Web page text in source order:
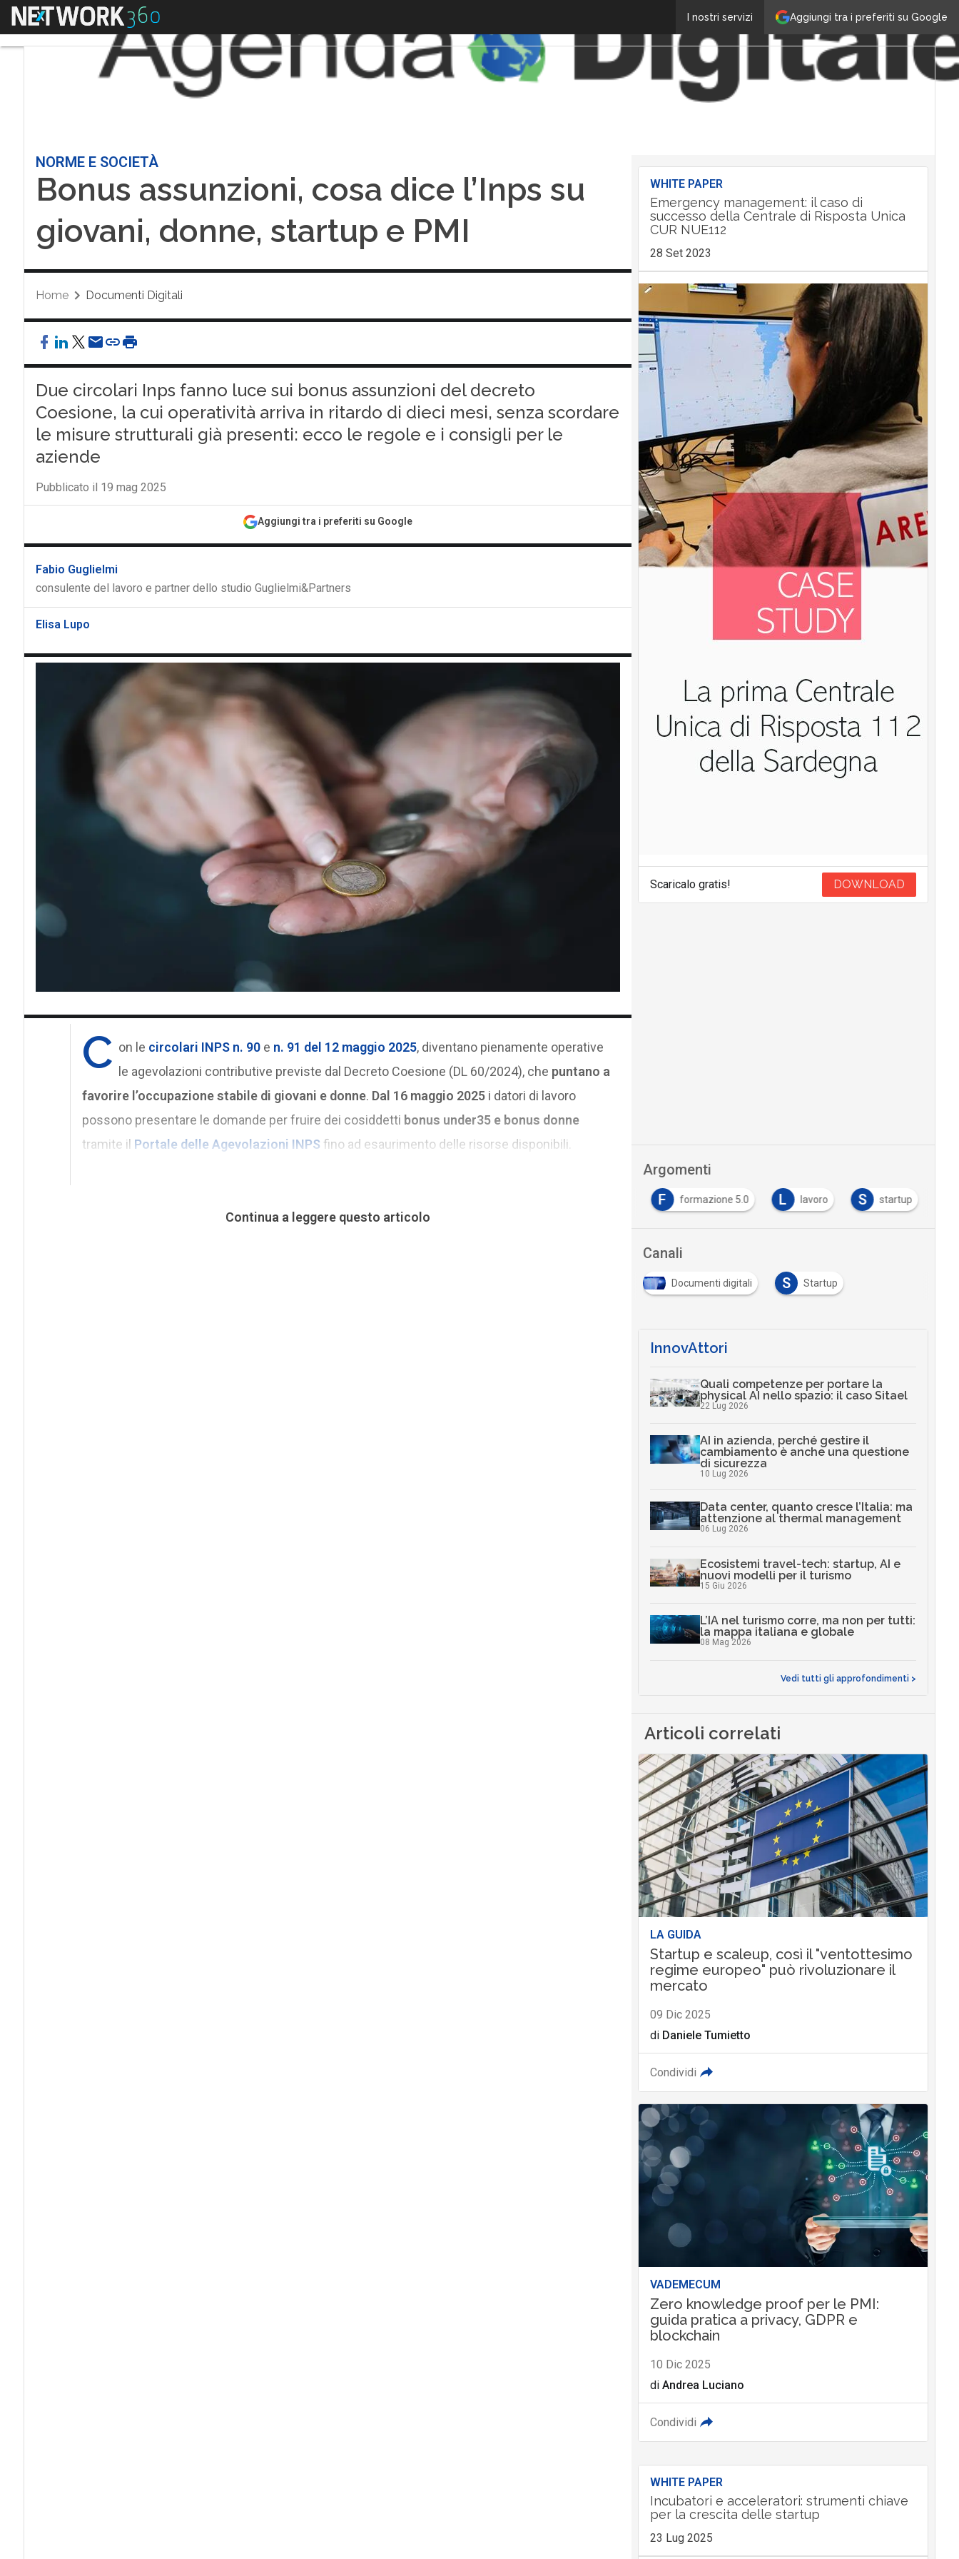
Aggiungi tra i preferiti su Google
I nostri servizi
Menu
NORME E SOCIETÀ
Bonus assunzioni, cosa dice l’Inps su
giovani, donne, startup e PMI
Home Documenti Digitali
Due circolari Inps fanno luce sui bonus assunzioni del decreto
Coesione, la cui operatività arriva in ritardo di dieci mesi, senza scordare
le misure strutturali già presenti: ecco le regole e i consigli per le
aziende
Pubblicato il 19 mag 2025
Aggiungi tra i preferiti su Google
Fabio Guglielmi
consulente del lavoro e partner dello studio Guglielmi&Partners
Elisa Lupo
C on le circolari INPS n. 90e n. 91 del 12 maggio 2025, diventano pienamente operative
le agevolazioni contributive previste dal Decreto Coesione (DL 60/2024), che puntano a
favorire l’occupazione stabile di giovani e donne. Dal 16 maggio 2025i datori di lavoro
possono presentare le domande per fruire dei cosiddetti bonus under35 e bonus donne
tramite il Portale delle Agevolazioni INPS fino ad esaurimento delle risorse disponibili.
Continua a leggere questo articolo
WHITE PAPER
Emergency management: il caso di
successo della Centrale di Risposta Unica
CUR NUE112
28 Set 2023
Scaricalo gratis! DOWNLOAD
Argomenti
F formazione 5.0 L lavoro S startup
Canali
Documenti digitali S Startup
InnovAttori
Quali competenze per portare la
physical AI nello spazio: il caso Sitael
22 Lug 2026
AI in azienda, perché gestire il
cambiamento è anche una questione
di sicurezza
10 Lug 2026
Data center, quanto cresce l’Italia: ma
attenzione al thermal management
06 Lug 2026
Ecosistemi travel-tech: startup, AI e
nuovi modelli per il turismo
15 Giu 2026
L’IA nel turismo corre, ma non per tutti:
la mappa italiana e globale
08 Mag 2026
Vedi tutti gli approfondimenti >
Articoli correlati
LA GUIDA
Startup e scaleup, così il "ventottesimo
regime europeo" può rivoluzionare il
mercato
09 Dic 2025
di Daniele Tumietto
Condividi
VADEMECUM
Zero knowledge proof per le PMI:
guida pratica a privacy, GDPR e
blockchain
10 Dic 2025
di Andrea Luciano
Condividi
WHITE PAPER
Incubatori e acceleratori: strumenti chiave
per la crescita delle startup
23 Lug 2025